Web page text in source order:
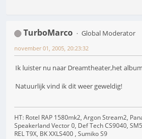
TurboMarco
Global Moderator
november 01, 2005, 20:23:32
Ik luister nu naar Dreamtheater,het
Natuurlijk vind ik dit weer geweldig!
HT: Rotel RAP 1580mk2, Argon Stream2,
Speakerland Vector 0, Def Tech CS9040,
REL T9X, BK XXLS400 , Sumiko S9